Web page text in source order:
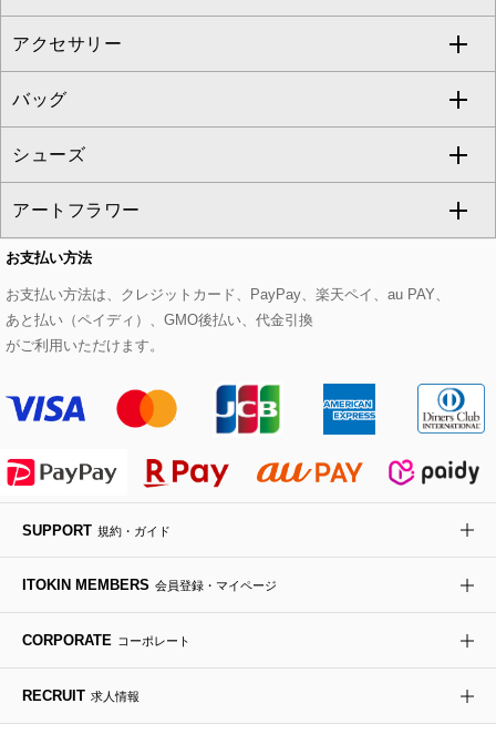
al'aise modulation
GEORGES RECH
GIANNI LO GIUDICE
CHRISTIAN AUJARD
CHRISTIAN AUJARD Lサイズ
eur3
Maison de CINQ
MK MICHEL KLEIN BAG
HIROKO KOSHINO
re:edition project 165
ベスト・ジレ
パーカー
タンクトップ・キャミソール
スウェット・ジャージー
その他のトップス
その他のワンピース・ドレス
ハーフ・ショート丈パンツ
サロペット・オールインワン
その他のパンツ
ミモレ丈スカート
ショート・ミニ丈スカート
その他のスカート
ノーカラージャケット
セットアップ
セットアップジャケット
セットアップパンツ
セットアップスカート
セットアップワンピース
トレンチコート
ピーコート
ダッフルコート
チェスターコート
モッズコート
ステンカラーコート
ライダースジャケット
デニムジャケット
ダウンジャケット・コート
その他のコート・ブルゾン
すべてのグッズ・小物
マスク
ストール・マフラー・スヌード
ベルト・サスペンダー
帽子
ヘアアクセサリー
ハンカチ・バンダナ
手袋
チャーム・ストラップ
傘・日傘
アクセサリー
すべてのアクセサリー
ネックレス
ピアス・イヤリング
ブレスレット・バングル
ブローチ・コサージュ
バッグ
すべてのバッグ
トートバッグ
ショルダーバッグ
ボストンバッグ
バックパック・リュック
ボディバッグ・メッセンジャーバッグ
トラベルバッグ
ビジネスバッグ
その他のバッグ
シューズ
すべてのシューズ
パンプス
スニーカー
フラットシューズ
ローファー
ドレスシューズ
サンダル・ミュール
その他のシューズ
アートフラワー
すべてのアートフラワー
ローズ
カサブランカ・カラー
ラナンキュラス
ポプリアレンジ＆フレグランス
その他のアートフラワー
お支払い方法
お支払い方法は、クレジットカード、PayPay、楽天ペイ、au PAY、
あと払い（ペイディ）、GMO後払い、代金引換
がご利用いただけます。
SUPPORT 規約・ガイド
ITOKIN MEMBERS 会員登録・マイページ
CORPORATE コーポレート
RECRUIT 求人情報